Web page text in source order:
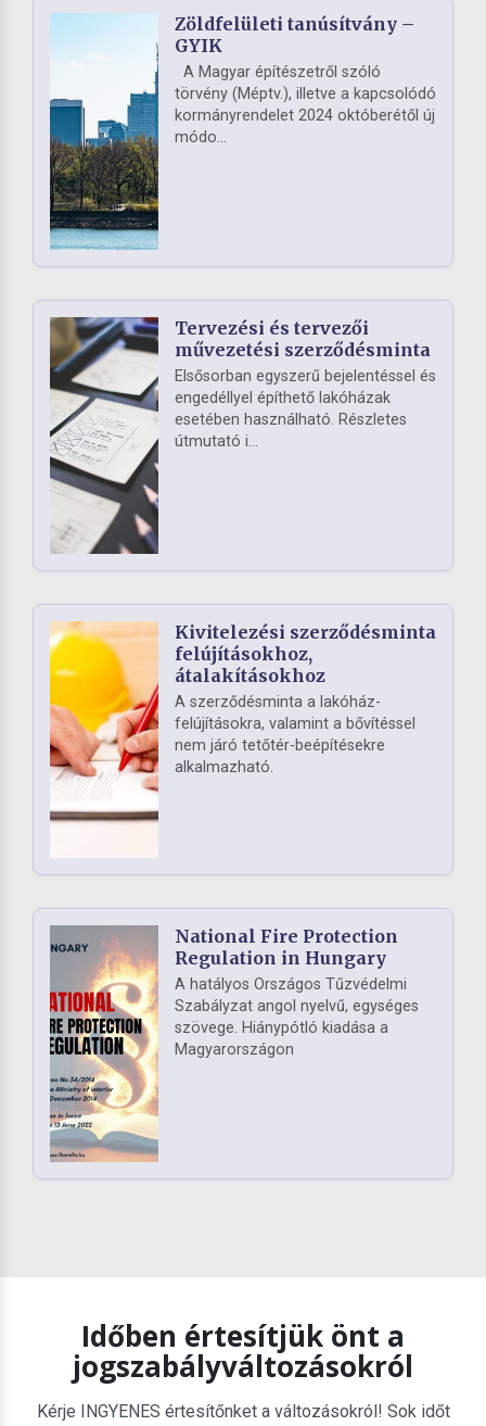
Zöldfelületi tanúsítvány –
GYIK
A Magyar építészetről szóló
törvény (Méptv.), illetve a kapcsolódó
kormányrendelet 2024 októberétől új
módo...
Tervezési és tervezői
művezetési szerződésminta
Elsősorban egyszerű bejelentéssel és
engedéllyel építhető lakóházak
esetében használható. Részletes
útmutató i...
Kivitelezési szerződésminta
felújításokhoz,
átalakításokhoz
A szerződésminta a lakóház-
felújításokra, valamint a bővítéssel
nem járó tetőtér-beépítésekre
alkalmazható.
National Fire Protection
Regulation in Hungary
A hatályos Országos Tűzvédelmi
Szabályzat angol nyelvű, egységes
szövege. Hiánypótló kiadása a
Magyarországon
Időben értesítjük önt a
jogszabályváltozásokról
Kérje INGYENES értesítőnket a változásokról! Sok időt